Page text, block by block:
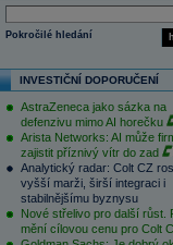
Pokročilé hledání
INVESTIČNÍ DOPORUČENÍ
AstraZeneca jako sázka na
defenzivu mimo AI horečku
Arista Networks: AI může
zajistit příznivý vítr do zad
Analytický radar: Colt CZ
vyšší marži, širší integraci i
stabilnějšímu byznysu
Nové střelivo pro další růst.
mění cílovou cenu pro Colt